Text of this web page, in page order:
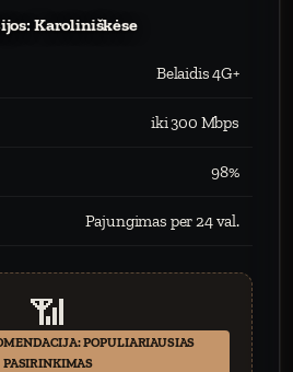
Karoliniškėse
Belaidis 4G+
iki 300 Mbps
98%
Pajungimas per 24 val.
📶
POPULIARIAUSIAS
PASIRINKIMAS